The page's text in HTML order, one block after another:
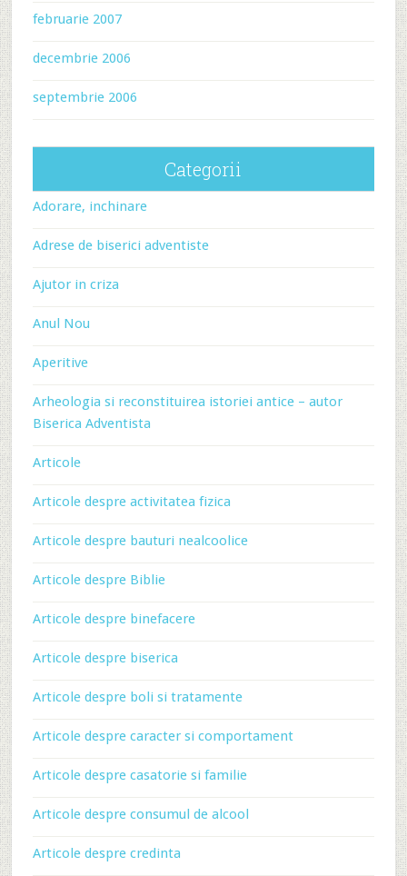
februarie 2007
decembrie 2006
septembrie 2006
Categorii
Adorare, inchinare
Adrese de biserici adventiste
Ajutor in criza
Anul Nou
Aperitive
Arheologia si reconstituirea istoriei antice – autor
Biserica Adventista
Articole
Articole despre activitatea fizica
Articole despre bauturi nealcoolice
Articole despre Biblie
Articole despre binefacere
Articole despre biserica
Articole despre boli si tratamente
Articole despre caracter si comportament
Articole despre casatorie si familie
Articole despre consumul de alcool
Articole despre credinta